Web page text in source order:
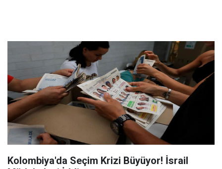
Kolombiya'da Seçim Krizi Büyüyor! İsrail